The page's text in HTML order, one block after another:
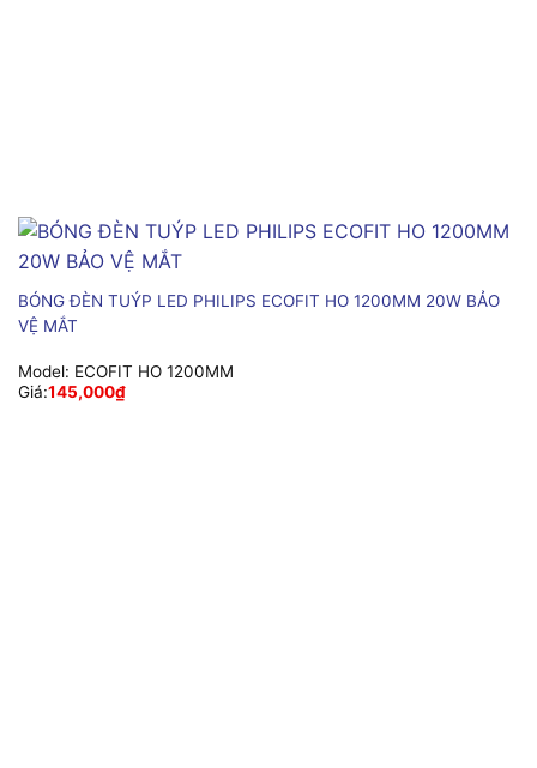
BÓNG ĐÈN TUÝP LED PHILIPS ECOFIT HO 1200MM 20W BẢO
VỆ MẮT
Model: ECOFIT HO 1200MM
Giá:145,000₫